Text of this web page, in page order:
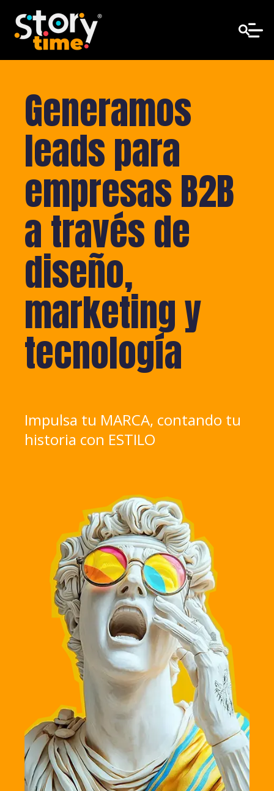
Generamos
leads para
empresas B2B
a través de
diseño,
marketing y
tecnología
Impulsa tu MARCA, contando tu
historia con ESTILO